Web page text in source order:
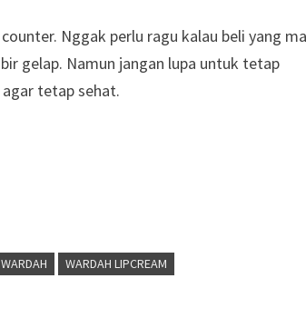
Nggak perlu ragu kalau beli yang
gelap. Namun jangan lupa untuk tetap
tetap sehat.
WARDAH WARDAH LIPCREAM